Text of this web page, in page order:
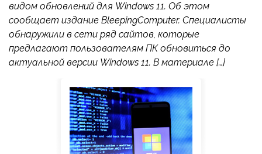
видом обновлений для Windows 11. Об этом
сообщает издание BleepingComputer. Специалисты
обнаружили в сети ряд сайтов, которые
предлагают пользователям ПК обновиться до
актуальной версии Windows 11. В материале […]